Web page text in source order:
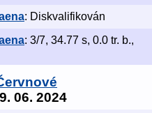
: Diskvalifikován
: 3/7, 34.77 s, 0.0 tr. b.,
06. 2024